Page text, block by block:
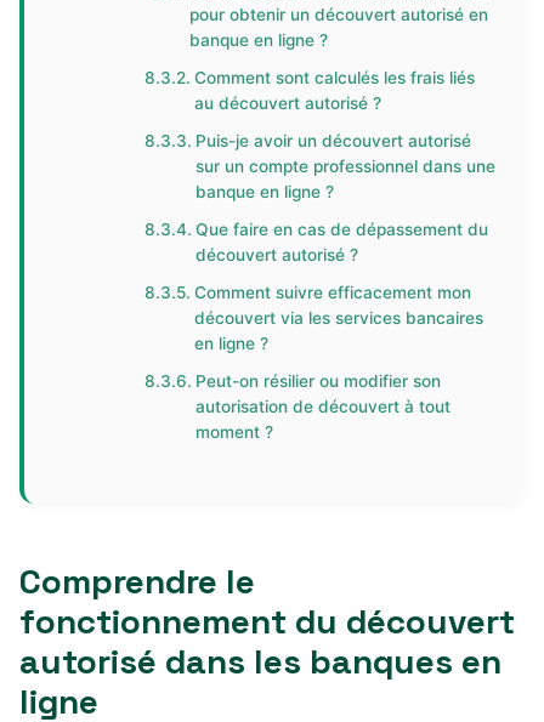
pour obtenir un découvert autorisé en
banque en ligne ?
Comment sont calculés les frais liés
au découvert autorisé ?
Puis-je avoir un découvert autorisé
sur un compte professionnel dans une
banque en ligne ?
Que faire en cas de dépassement du
découvert autorisé ?
Comment suivre efficacement mon
découvert via les services bancaires
en ligne ?
Peut-on résilier ou modifier son
autorisation de découvert à tout
moment ?
Comprendre le
fonctionnement du découvert
autorisé dans les banques en
ligne